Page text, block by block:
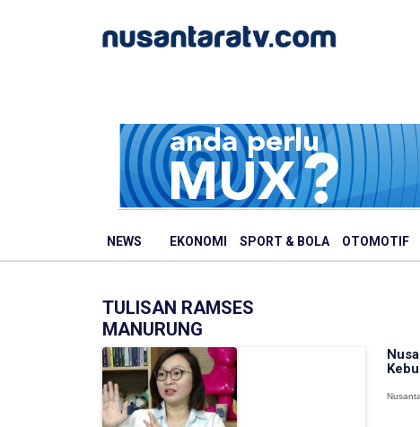
NEWS EKONOMI SPORT & BOLA OTOMOTIF
TULISAN RAMSES
MANURUNG